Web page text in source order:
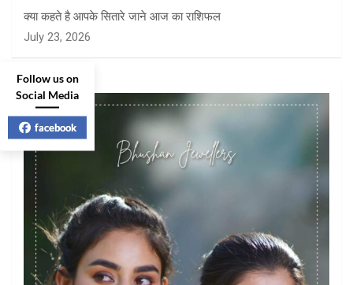
क्या कहते है आपके सितारे जाने आज का राशिफल
July 23, 2026
Follow us on
Social Media
facebook